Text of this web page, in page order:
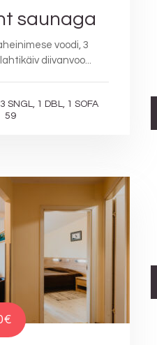
saunaga
voodi, 3
diivanvoo...
3 SNGL, 1 DBL, 1 SOFA
59